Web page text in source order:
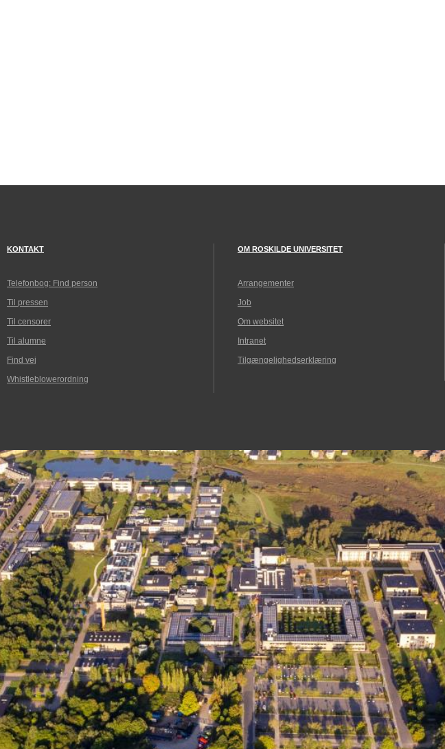
KONTAKT
Telefonbog: Find person
Til pressen
Til censorer
Til alumne
Find vej
Whistleblowerordning
OM ROSKILDE UNIVERSITET
Arrangementer
Job
Om websitet
Intranet
Tilgængelighedserklæring